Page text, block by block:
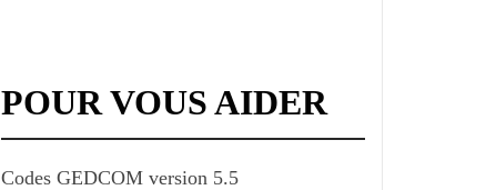
POUR VOUS AIDER
Codes GEDCOM version 5.5